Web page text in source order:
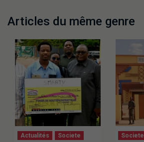
Articles du même genre
Actualités Societe Societe